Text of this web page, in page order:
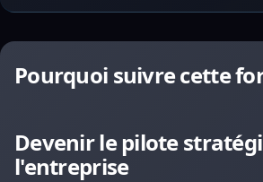
Pourquoi suivre cette
Devenir le pilote
l'entreprise